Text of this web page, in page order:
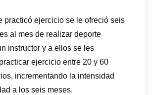
practicó ejercicio se le ofreció seis
al mes de realizar deporte
instructor y a ellos se les
ejercicio entre 20 y 60
incrementando la intensidad
a los seis meses.